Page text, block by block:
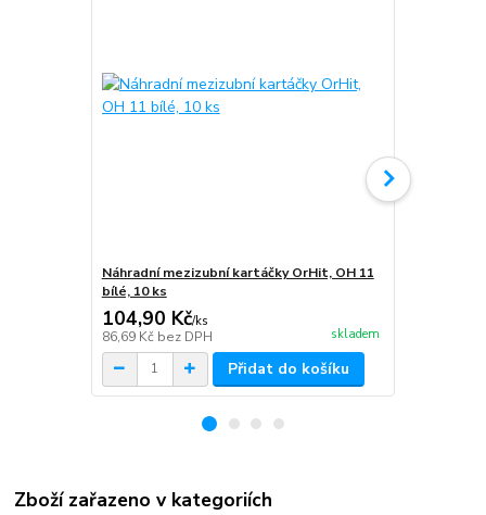
Náhradní mezizubní kartáčky OrHit, OH 11
bílé, 10 ks
104,90 Kč/ks
86,69 Kč bez DPH skladem
Přidat do košíku
Zboží zařazeno v kategoriích